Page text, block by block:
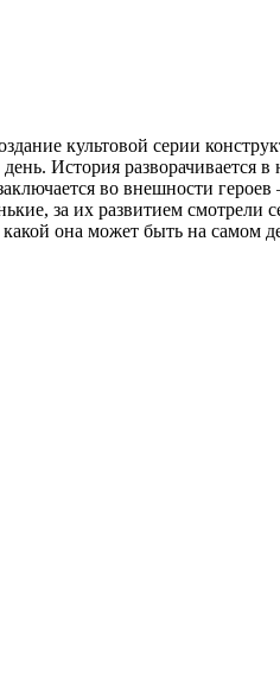
культовой серии
История разворачивается
во внешности
за их развитием
она может быть на самом